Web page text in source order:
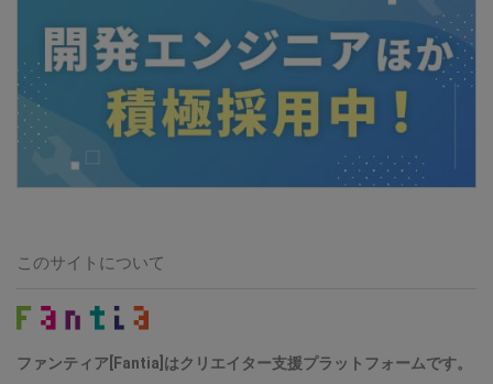
このサイトについて
ファンティア[Fantia]はクリエイター支援プラットフォームです。